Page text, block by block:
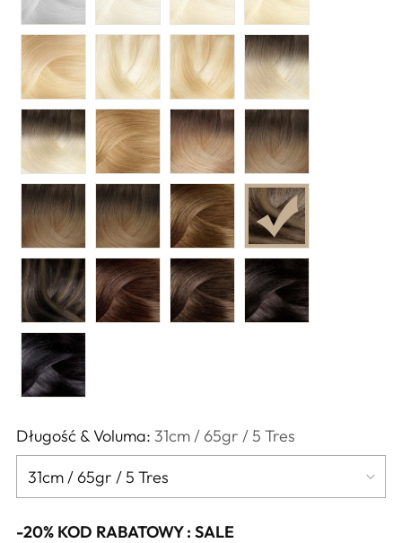
Długość & Voluma: 31cm / 65gr / 5 Tres
-20% KOD RABATOWY : SALE